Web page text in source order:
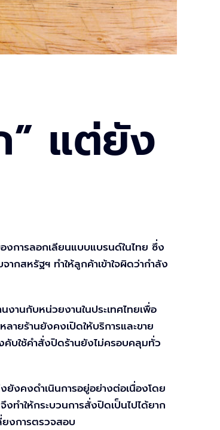
” แต่ยัง
งการลอกเลียนแบบแบรนด์ในไทย ซึ่ง
กสหรัฐฯ ทำให้ลูกค้าเข้าใจผิดว่ากำลัง
านกับหน่วยงานในประเทศไทยเพื่อ
ายร้านยังคงเปิดให้บริการและขาย
คับใช้คำสั่งปิดร้านยังไม่ครอบคลุมทั่ว
ยังคงดำเนินการอยู่อย่างต่อเนื่องโดย
ำให้กระบวนการสั่งปิดเป็นไปได้ยาก
ยงการตรวจสอบ